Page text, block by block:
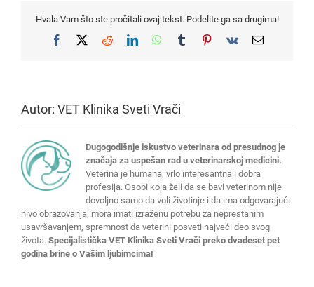
Hvala Vam što ste pročitali ovaj tekst. Podelite ga sa drugima!
Facebook
X RedditLinkedInWhatsApp
TumblrPinterest
Vk Email
Autor: VET Klinika Sveti Vrači
Dugogodišnje iskustvo veterinara od presudnog je
značaja za uspešan rad u veterinarskoj medicini.
Veterina je humana, vrlo interesantna i dobra
profesija. Osobi koja želi da se bavi veterinom nije
dovoljno samo da voli životinje i da ima odgovarajući
nivo obrazovanja, mora imati izraženu potrebu za neprestanim
usavršavanjem, spremnost da veterini posveti najveći deo svog
života. Specijalistička VET Klinika Sveti Vrači preko dvadeset pet
godina brine o Vašim ljubimcima!